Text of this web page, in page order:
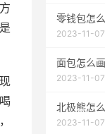
零钱包怎
2023-11-07
面包怎么画
2023-11-07
北极熊怎
2023-11-07